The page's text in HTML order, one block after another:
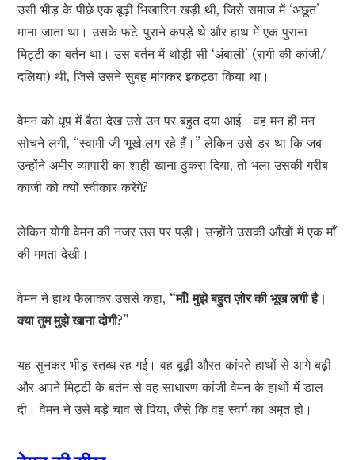
उसी भीड़ के पीछे एक बूढ़ी भिखारिन खड़ी थी, जिसे समाज में ‘अछूत’
माना जाता था। उसके फटे-पुराने कपड़े थे और हाथ में एक पुराना
मिट्टी का बर्तन था। उस बर्तन में थोड़ी सी ‘अंबाली’ (रागी की कांजी/
दलिया) थी, जिसे उसने सुबह मांगकर इकट्ठा किया था।
वेमन को धूप में बैठा देख उसे उन पर बहुत दया आई। वह मन ही मन
सोचने लगी, “स्वामी जी भूखे लग रहे हैं।” लेकिन उसे डर था कि जब
उन्होंने अमीर व्यापारी का शाही खाना ठुकरा दिया, तो भला उसकी गरीब
कांजी को क्यों स्वीकार करेंगे?
लेकिन योगी वेमन की नजर उस पर पड़ी। उन्होंने उसकी आँखों में एक माँ
की ममता देखी।
वेमन ने हाथ फैलाकर उससे कहा, “माँ! मुझे बहुत ज़ोर की भूख लगी है।
क्या तुम मुझे खाना दोगी?”
यह सुनकर भीड़ स्तब्ध रह गई। वह बूढ़ी औरत कांपते हाथों से आगे बढ़ी
और अपने मिट्टी के बर्तन से वह साधारण कांजी वेमन के हाथों में डाल
दी। वेमन ने उसे बड़े चाव से पिया, जैसे कि वह स्वर्ग का अमृत हो।